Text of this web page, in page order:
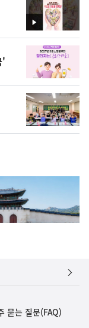
영
상
'
묻는 질문(FAQ)